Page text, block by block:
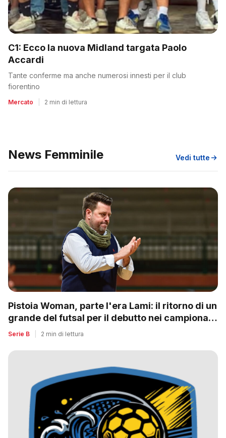
C1: Ecco la nuova Midland targata Paolo
Accardi
Tante conferme ma anche numerosi innesti per il club
fiorentino
Mercato 2 min di lettura
News Femminile Vedi tutte
Pistoia Woman, parte l'era Lami: il ritorno di un
grande del futsal per il debutto nei campionati
nazionali
Serie B 2 min di lettura